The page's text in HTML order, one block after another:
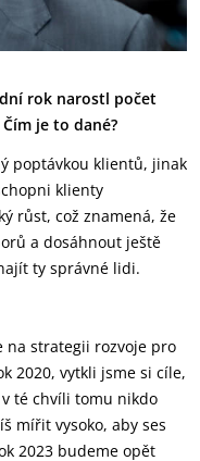
rok narostl počet
je to dané?
poptávkou klientů, jinak
klienty
růst, což znamená, že
a dosáhnout ještě
ty správné lidi.
na strategii rozvoje pro
2020, vytkli jsme si cíle,
té chvíli tomu nikdo
mířit vysoko, aby ses
2023 budeme opět